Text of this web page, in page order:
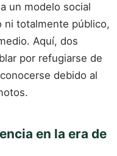
un modelo social
ni totalmente público,
Aquí, dos
por refugiarse de
debido al
en la era de